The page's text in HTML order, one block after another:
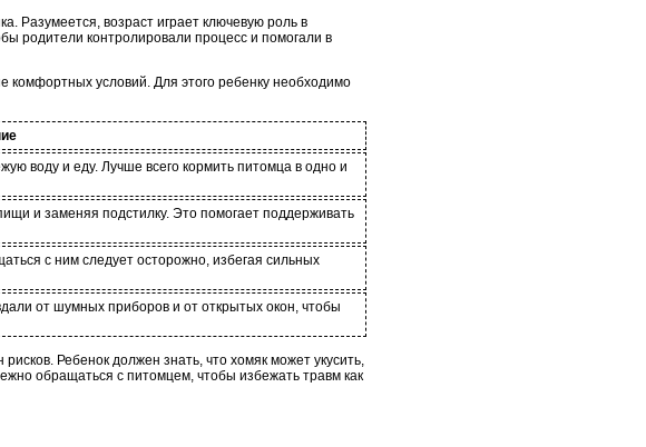
Разумеется, возраст играет ключевую роль в
родители контролировали процесс и помогали в
комфортных условий. Для этого ребенку необходимо
воду и еду. Лучше всего кормить питомца в одно и
и заменяя подстилку. Это помогает поддерживать
с ним следует осторожно, избегая сильных
от шумных приборов и от открытых окон, чтобы
Ребенок должен знать, что хомяк может укусить,
обращаться с питомцем, чтобы избежать травм как